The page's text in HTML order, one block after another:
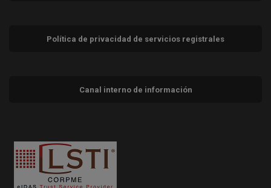
Política de privacidad de servicios registrales
Canal interno de información